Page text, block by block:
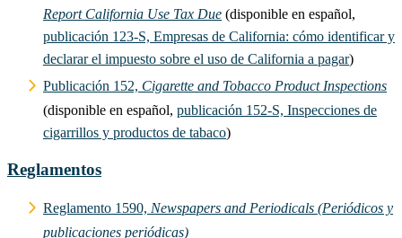
Report California Use Tax Due (disponible en español,
publicación 123-S, Empresas de California: cómo identificar y
declarar el impuesto sobre el uso de California a pagar)
Publicación 152, Cigarette and Tobacco Product Inspections
(disponible en español, publicación 152-S, Inspecciones de
cigarrillos y productos de tabaco)
Reglamentos
Reglamento 1590, Newspapers and Periodicals (Periódicos y
publicaciones periódicas)